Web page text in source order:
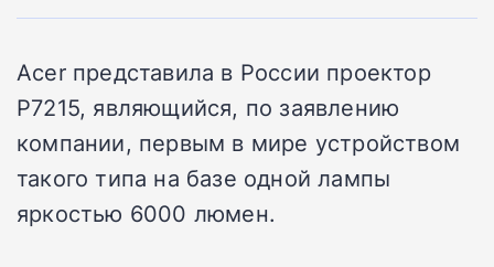
Acer представила в России проектор
P7215, являющийся, по заявлению
компании, первым в мире устройством
такого типа на базе одной лампы
яркостью 6000 люмен.